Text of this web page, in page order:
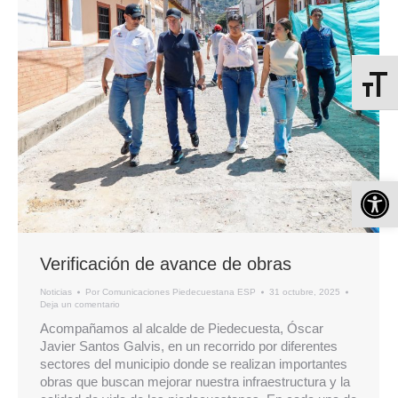
Verificación de avance de obras
Noticias Por Comunicaciones Piedecuestana ESP
31 octubre, 2025
Deja un comentario
Acompañamos al alcalde de Piedecuesta, Óscar
Javier Santos Galvis, en un recorrido por diferentes
sectores del municipio donde se realizan importantes
obras que buscan mejorar nuestra infraestructura y la